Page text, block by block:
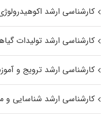
کارشناسی ارشد
کارشناسی ارشد تولیدات
کارشناسی ارشد ترویج و
کارشناسی ارشد شناسایی و